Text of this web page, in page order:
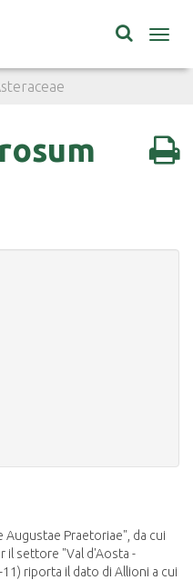
Augustae Praetoriae", da cui
il settore "Val d'Aosta -
riporta il dato di Allioni a cui